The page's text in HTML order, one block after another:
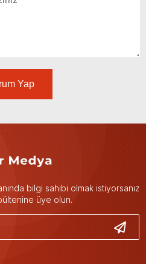
Yap
bilgi sahibi olmak istiyorsanız
üye olun.